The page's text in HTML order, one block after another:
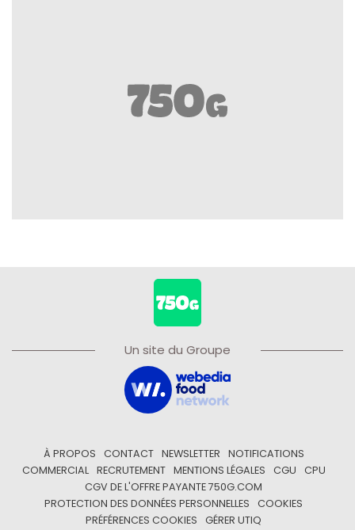
Un site du Groupe
À PROPOS CONTACT NEWSLETTER
NOTIFICATIONS
COMMERCIAL
RECRUTEMENT MENTIONS LÉGALES CGU
CPU
CGV DE L'OFFRE PAYANTE 750G.COM
PROTECTION DES DONNÉES PERSONNELLES
COOKIES
PRÉFÉRENCES COOKIES
GÉRER UTIQ